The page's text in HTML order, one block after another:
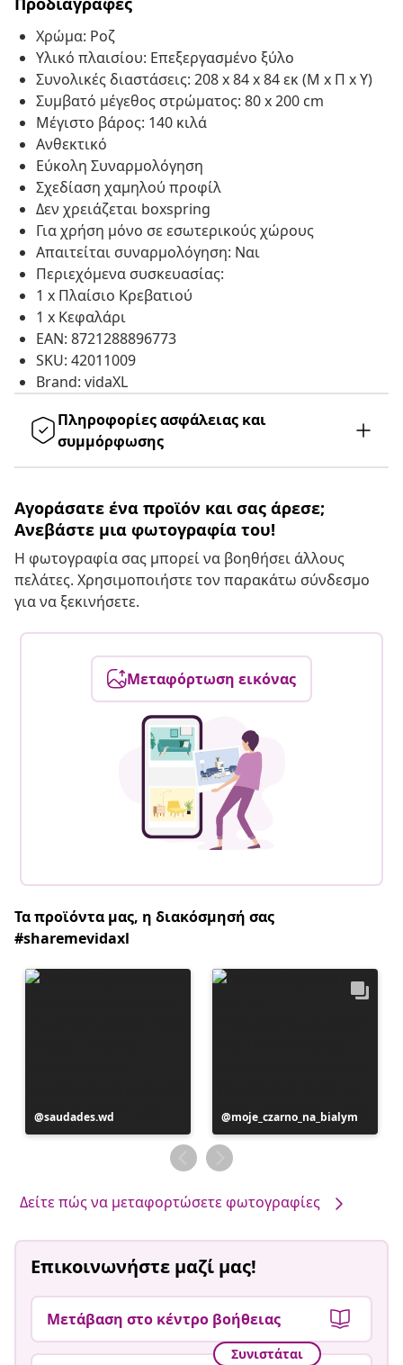
Χρώμα: Ροζ
Υλικό πλαισίου: Επεξεργασμένο ξύλο
Συνολικές διαστάσεις: 208 x 84 x 84 εκ (Μ x Π x Υ)
Συμβατό μέγεθος στρώματος: 80 x 200 cm
Μέγιστο βάρος: 140 κιλά
Ανθεκτικό
Εύκολη Συναρμολόγηση
Σχεδίαση χαμηλού προφίλ
Δεν χρειάζεται boxspring
Για χρήση μόνο σε εσωτερικούς χώρους
Απαιτείται συναρμολόγηση: Ναι
Περιεχόμενα συσκευασίας:
1 x Πλαίσιο Κρεβατιού
1 x Κεφαλάρι
EAN: 8721288896773
SKU: 42011009
Brand: vidaXL
Πληροφορίες ασφάλειας και
συμμόρφωσης
Αγοράσατε ένα προϊόν και σας άρεσε;
Ανεβάστε μια φωτογραφία του!
Η φωτογραφία σας μπορεί να βοηθήσει άλλους
πελάτες. Χρησιμοποιήστε τον παρακάτω σύνδεσμο
για να ξεκινήσετε.
Μεταφόρτωση εικόνας
Τα προϊόντα μας, η διακόσμησή σας
#sharemevidaxl
Η
ανάρτηση
saudades.wd
Η
ανάρτηση
δημοσιεύθηκε
από
moje_czarno_na_bialym
Δείτε πώς να μεταφορτώσετε φωτογραφίες
Επικοινωνήστε μαζί μας!
Μετάβαση στο κέντρο βοήθειας
Συνιστάται